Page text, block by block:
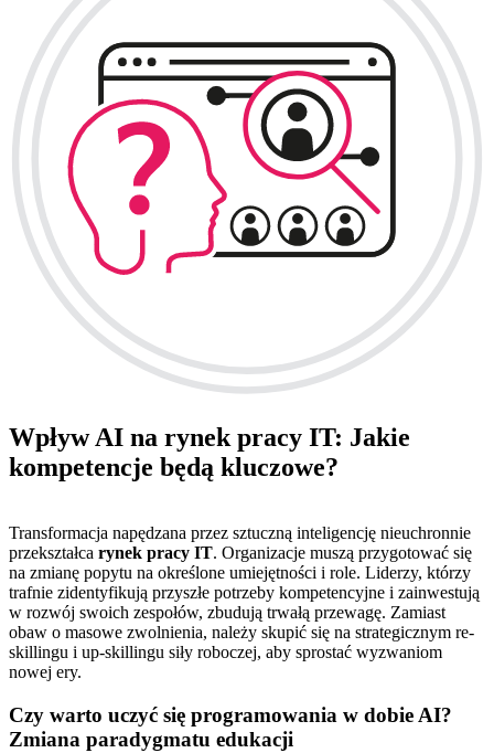
Wpływ AI na rynek pracy IT: Jakie
kompetencje będą kluczowe?
Transformacja napędzana przez sztuczną inteligencję nieuchronnie
przekształca rynek pracy IT. Organizacje muszą przygotować się
na zmianę popytu na określone umiejętności i role. Liderzy, którzy
trafnie zidentyfikują przyszłe potrzeby kompetencyjne i zainwestują
w rozwój swoich zespołów, zbudują trwałą przewagę. Zamiast
obaw o masowe zwolnienia, należy skupić się na strategicznym re-
skillingu i up-skillingu siły roboczej, aby sprostać wyzwaniom
nowej ery.
Czy warto uczyć się programowania w dobie AI?
Zmiana paradygmatu edukacji